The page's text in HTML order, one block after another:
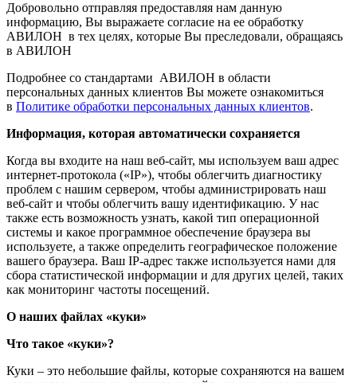
Добровольно отправляя предоставляя нам данную
информацию, Вы выражаете согласие на ее обработку
АВИЛОН в тех целях, которые Вы преследовали, обращаясь
в АВИЛОН
Подробнее со стандартами АВИЛОН в области
персональных данных клиентов Вы можете ознакомиться
в Политике обработки персональных данных клиентов.
Информация, которая автоматически сохраняется
Когда вы входите на наш веб-сайт, мы используем ваш адрес
интернет-протокола («IP»), чтобы облегчить диагностику
проблем с нашим сервером, чтобы администрировать наш
веб-сайт и чтобы облегчить вашу идентификацию. У нас
также есть возможность узнать, какой тип операционной
системы и какое программное обеспечение браузера вы
используете, а также определить географическое положение
вашего браузера. Ваш IP-адрес также используется нами для
сбора статистической информации и для других целей, таких
как мониторинг частоты посещений.
О наших файлах «куки»
Что такое «куки»?
Куки – это небольшие файлы, которые сохраняются на вашем